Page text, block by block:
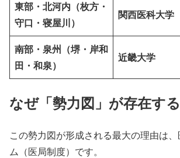
東部・北河内（枚方・
守口・寝屋川）
関西医科大学
南部・泉州（堺・岸和
田・和泉）
近畿大学
なぜ「勢力図」が存在す
この勢力図が形成される最大の理由は
ム（医局制度）です。